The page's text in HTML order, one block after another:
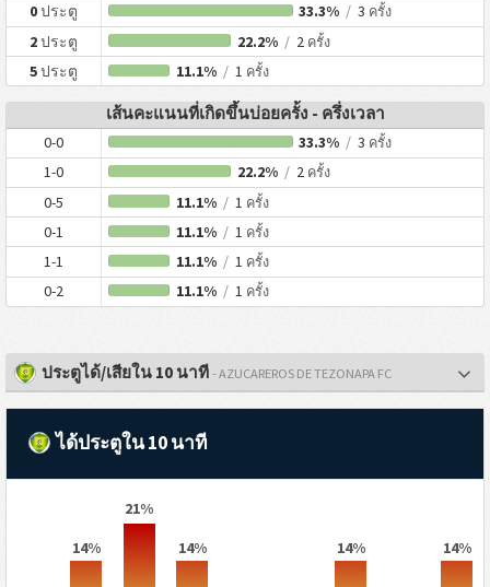
0ประตู 33.3% / 3 ครั้ง
2ประตู 22.2% /2 ครั้ง
5ประตู 11.1% /1 ครั้ง
เส้นคะแนนที่เกิดขึ้นบ่อยครั้ง - ครึ่งเวลา
0-0 33.3% / 3 ครั้ง
1-0 22.2% /2 ครั้ง
0-5 11.1% /1 ครั้ง
0-1 11.1% /1 ครั้ง
1-1 11.1% /1 ครั้ง
0-2 11.1% /1 ครั้ง
ประตูได้/เสียใน 10 นาที - AZUCAREROS DE TEZONAPA FC
ได้ประตูใน 10 นาที
14%
21%
14%
14% 14%